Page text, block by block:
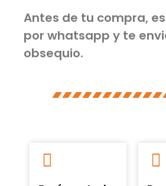
Antes de tu compra,
por whatsapp y te
obsequio.